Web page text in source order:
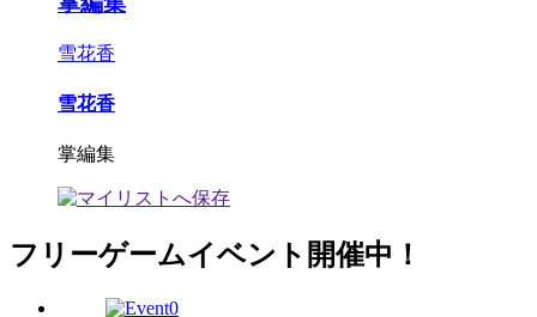
雪花香
雪花香
掌編集
フリーゲームイベント開催中！